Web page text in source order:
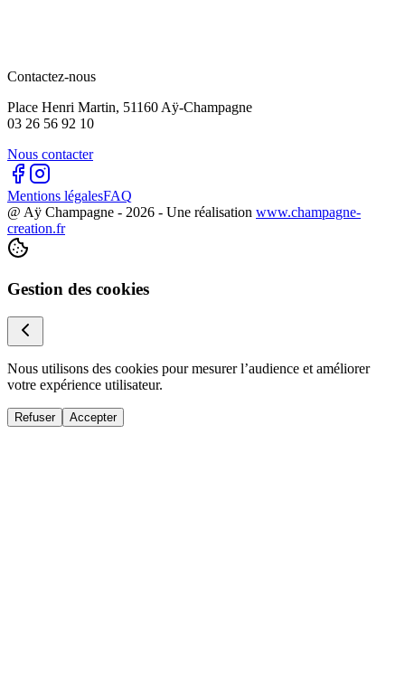
Contactez-nous
Place Henri Martin, 51160 Aÿ-Champagne
03 26 56 92 10
Nous contacter
Mentions légalesFAQ
@ Aÿ Champagne - 2026 - Une réalisation www.champagne-
creation.fr
Gestion des cookies
Nous utilisons des cookies pour mesurer l’audience et améliorer
votre expérience utilisateur.
Refuser Accepter